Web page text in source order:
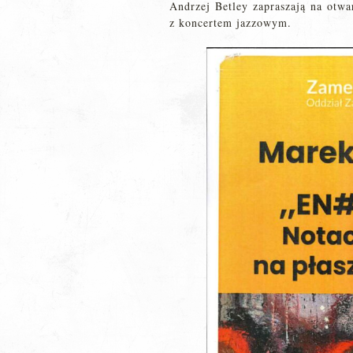
Andrzej Betley zapraszają na
z koncertem jazzowym.